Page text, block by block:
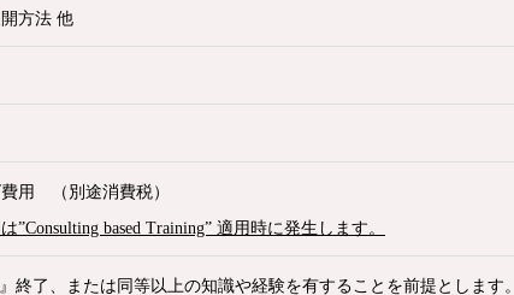
方法 他
用 （別途消費税）
based Training” 適用時に発生します。
終了、または同等以上の知識や経験を有することを前提とします。